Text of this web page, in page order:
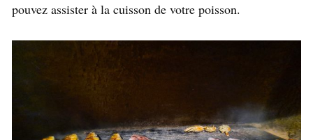
pouvez assister à la cuisson de votre poisson.